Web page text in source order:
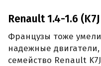
Renault 1.4-1.6
Французы тоже
надежные
семейство Renault